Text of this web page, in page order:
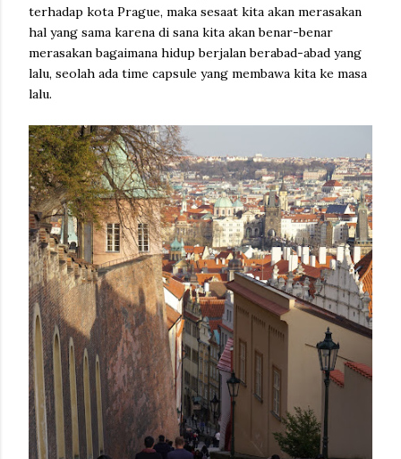
terhadap kota Prague, maka sesaat kita akan merasakan
hal yang sama karena di sana kita akan benar-benar
merasakan bagaimana hidup berjalan berabad-abad yang
lalu, seolah ada time capsule yang membawa kita ke masa
lalu.